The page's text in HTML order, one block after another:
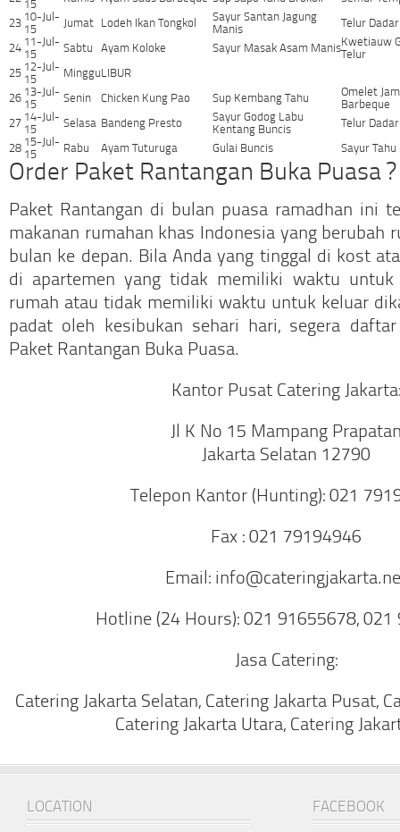
15
23
10-Jul-
15
Jumat Lodeh Ikan Tongkol
Sayur Santan Jagung
Manis
Telur
24
11-Jul-
15
Sabtu Ayam Koloke Sayur Masak Asam Manis
Kwetiauw
Telur
25
12-Jul-
15
Minggu LIBUR
26
13-Jul-
15
Senin Chicken Kung Pao Sup Kembang Tahu
Omelet
Barbeque
27
14-Jul-
15
Selasa Bandeng Presto
Sayur Godog Labu
Kentang Buncis
Telur
28
15-Jul-
15
Rabu Ayam Tuturuga Gulai Buncis Sayur Tahu
Order Paket Rantangan Buka Puasa ?
Paket Rantangan di bulan puasa ramadhan ini
makanan rumahan khas Indonesia yang berubah
bulan ke depan. Bila Anda yang tinggal di kost
di apartemen yang tidak memiliki waktu
rumah atau tidak memiliki waktu untuk keluar
padat oleh kesibukan sehari hari, segera
Paket Rantangan Buka Puasa.
Kantor Pusat Catering Jakarta:
Jl K No 15 Mampang
Jakarta Selatan 12790
Telepon Kantor (Hunting): 021
Fax : 021 79194946
Email:
Hotline (24 Hours): 021 91655678, 021
Jasa Catering:
Catering Jakarta Selatan, Catering Jakarta Pusat,
Catering Jakarta Utara, Catering
LOCATION FACEBOOK